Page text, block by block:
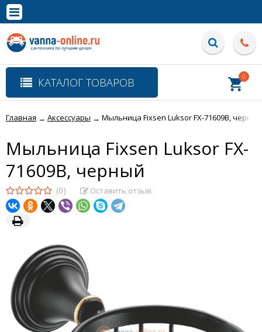
Полная версия сайта
КАТАЛОГ ТОВАРОВ 0
Главная → Аксессуары → Мыльница Fixsen Luksor FX-71609B, черный
Мыльница Fixsen Luksor FX-
71609B, черный
(0) Оставить отзыв